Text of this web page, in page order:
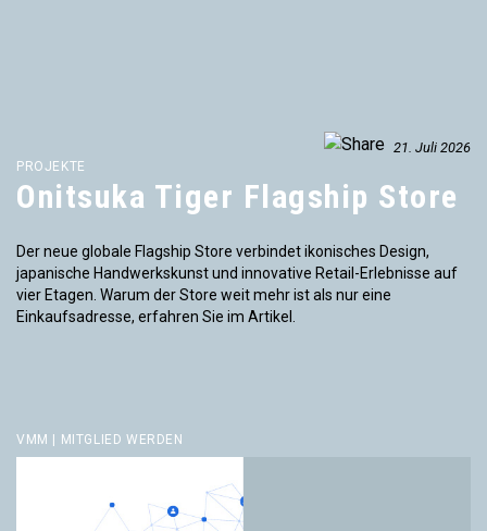
21. Juli 2026
PROJEKTE
Onitsuka Tiger Flagship Store
Der neue globale Flagship Store verbindet ikonisches Design,
japanische Handwerkskunst und innovative Retail-Erlebnisse auf
vier Etagen. Warum der Store weit mehr ist als nur eine
Einkaufsadresse, erfahren Sie im Artikel.
VMM | MITGLIED WERDEN